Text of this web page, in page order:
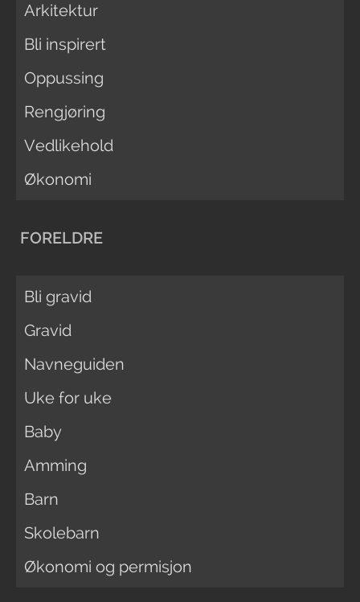
Arkitektur
Bli inspirert
Oppussing
Rengjøring
Vedlikehold
Økonomi
FORELDRE
Bli gravid
Gravid
Navneguiden
Uke for uke
Baby
Amming
Barn
Skolebarn
Økonomi og permisjon